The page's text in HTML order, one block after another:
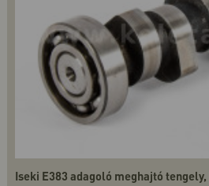
Iseki E383 adagoló meghajtó